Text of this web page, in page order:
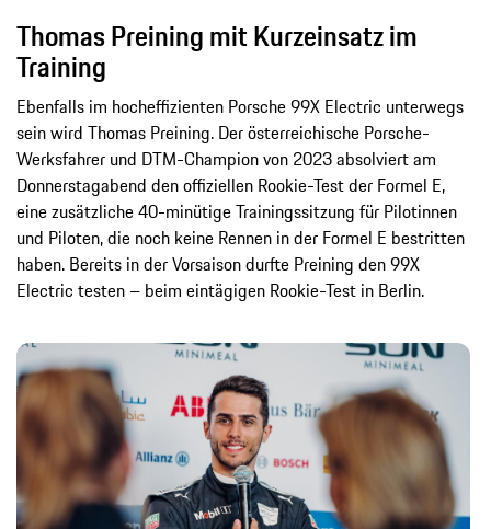
Thomas Preining mit Kurzeinsatz im
Training
Ebenfalls im hocheffizienten Porsche 99X Electric unterwegs
sein wird Thomas Preining. Der österreichische Porsche-
Werksfahrer und DTM-Champion von 2023 absolviert am
Donnerstagabend den offiziellen Rookie-Test der Formel E,
eine zusätzliche 40-minütige Trainingssitzung für Pilotinnen
und Piloten, die noch keine Rennen in der Formel E bestritten
haben. Bereits in der Vorsaison durfte Preining den 99X
Electric testen – beim eintägigen Rookie-Test in Berlin.